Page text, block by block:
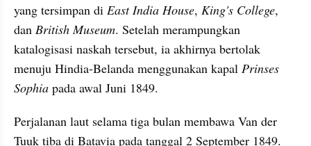
yang tersimpan di East India House, King's College,
dan British Museum. Setelah merampungkan
katalogisasi naskah tersebut, ia akhirnya bertolak
menuju Hindia-Belanda menggunakan kapal Prinses
Sophia pada awal Juni 1849.
Perjalanan laut selama tiga bulan membawa Van der
Tuuk tiba di Batavia pada tanggal 2 September 1849.